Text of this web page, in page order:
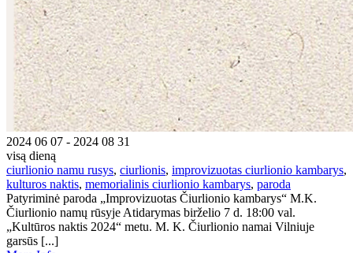
2024 06 07 - 2024 08 31
visą dieną
ciurlionio namu rusys, ciurlionis, improvizuotas ciurlionio kambarys,
kulturos naktis, memorialinis ciurlionio kambarys, paroda
Patyriminė paroda „Improvizuotas Čiurlionio kambarys“ M.K.
Čiurlionio namų rūsyje Atidarymas birželio 7 d. 18:00 val.
„Kultūros naktis 2024“ metu. M. K. Čiurlionio namai Vilniuje
garsūs [...]